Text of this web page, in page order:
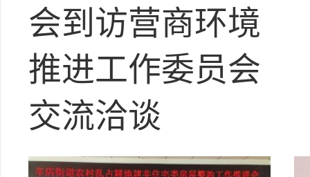
会到访营商环境
推进工作委员会
交流洽谈